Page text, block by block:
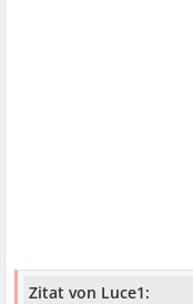
Zitat von Luce1: